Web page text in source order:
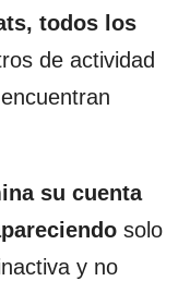
todos los
de actividad
su cuenta
solo
y no